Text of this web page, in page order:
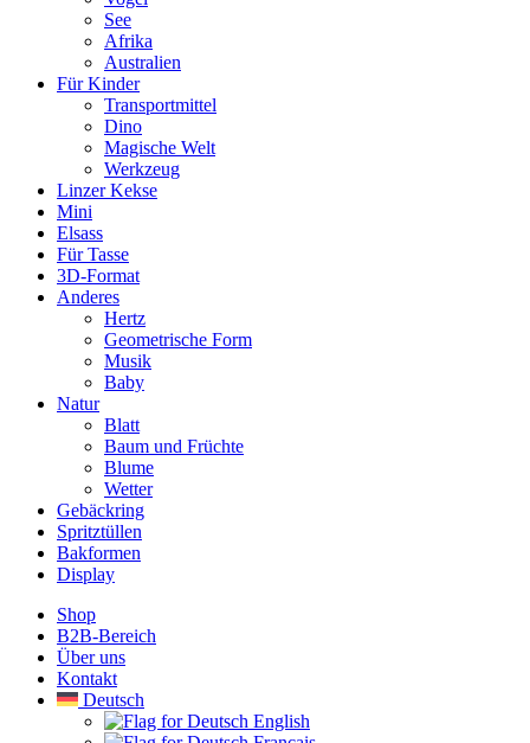
See
Afrika
Australien
Für Kinder
Transportmittel
Dino
Magische Welt
Werkzeug
Linzer Kekse
Mini
Elsass
Für Tasse
3D-Format
Anderes
Hertz
Geometrische Form
Musik
Baby
Natur
Blatt
Baum und Früchte
Blume
Wetter
Gebäckring
Spritztüllen
Bakformen
Display
Shop
B2B-Bereich
Über uns
Kontakt
Deutsch
English